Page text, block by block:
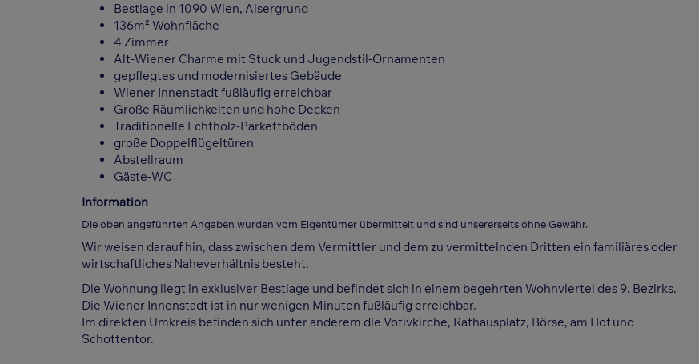
Bestlage in 1090 Wien, Alsergrund
136m² Wohnfläche
4 Zimmer
Alt-Wiener Charme mit Stuck und Jugendstil-Ornamenten
gepflegtes und modernisiertes Gebäude
Wiener Innenstadt fußläufig erreichbar
Große Räumlichkeiten und hohe Decken
Traditionelle Echtholz-Parkettböden
große Doppelflügeltüren
Abstellraum
Gäste-WC
Information
Die oben angeführten Angaben wurden vom Eigentümer übermittelt und sind unsererseits ohne Gewähr.
Wir weisen darauf hin, dass zwischen dem Vermittler und dem zu vermittelnden Dritten ein familiäres oder
wirtschaftliches Naheverhältnis besteht.
Die Wohnung liegt in exklusiver Bestlage und befindet sich in einem begehrten Wohnviertel des 9. Bezirks.
Die Wiener Innenstadt ist in nur wenigen Minuten fußläufig erreichbar.
Im direkten Umkreis befinden sich unter anderem die Votivkirche, Rathausplatz, Börse, am Hof und
Schottentor.